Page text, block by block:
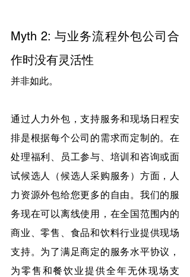
Myth 2: 与业务流程外包公司合
作时没有灵活性
并非如此。
通过人力外包，支持服务和现场日程安
排是根据每个公司的需求而定制的。在
处理福利、员工参与、培训和咨询或面
试候选人（候选人采购服务）方面，人
力资源外包给您更多的自由。我们的服
务现在可以离线使用，在全国范围内的
商业、零售、食品和饮料行业提供现场
支持。为了满足商定的服务水平协议，
为零售和餐饮业提供全年无休现场支